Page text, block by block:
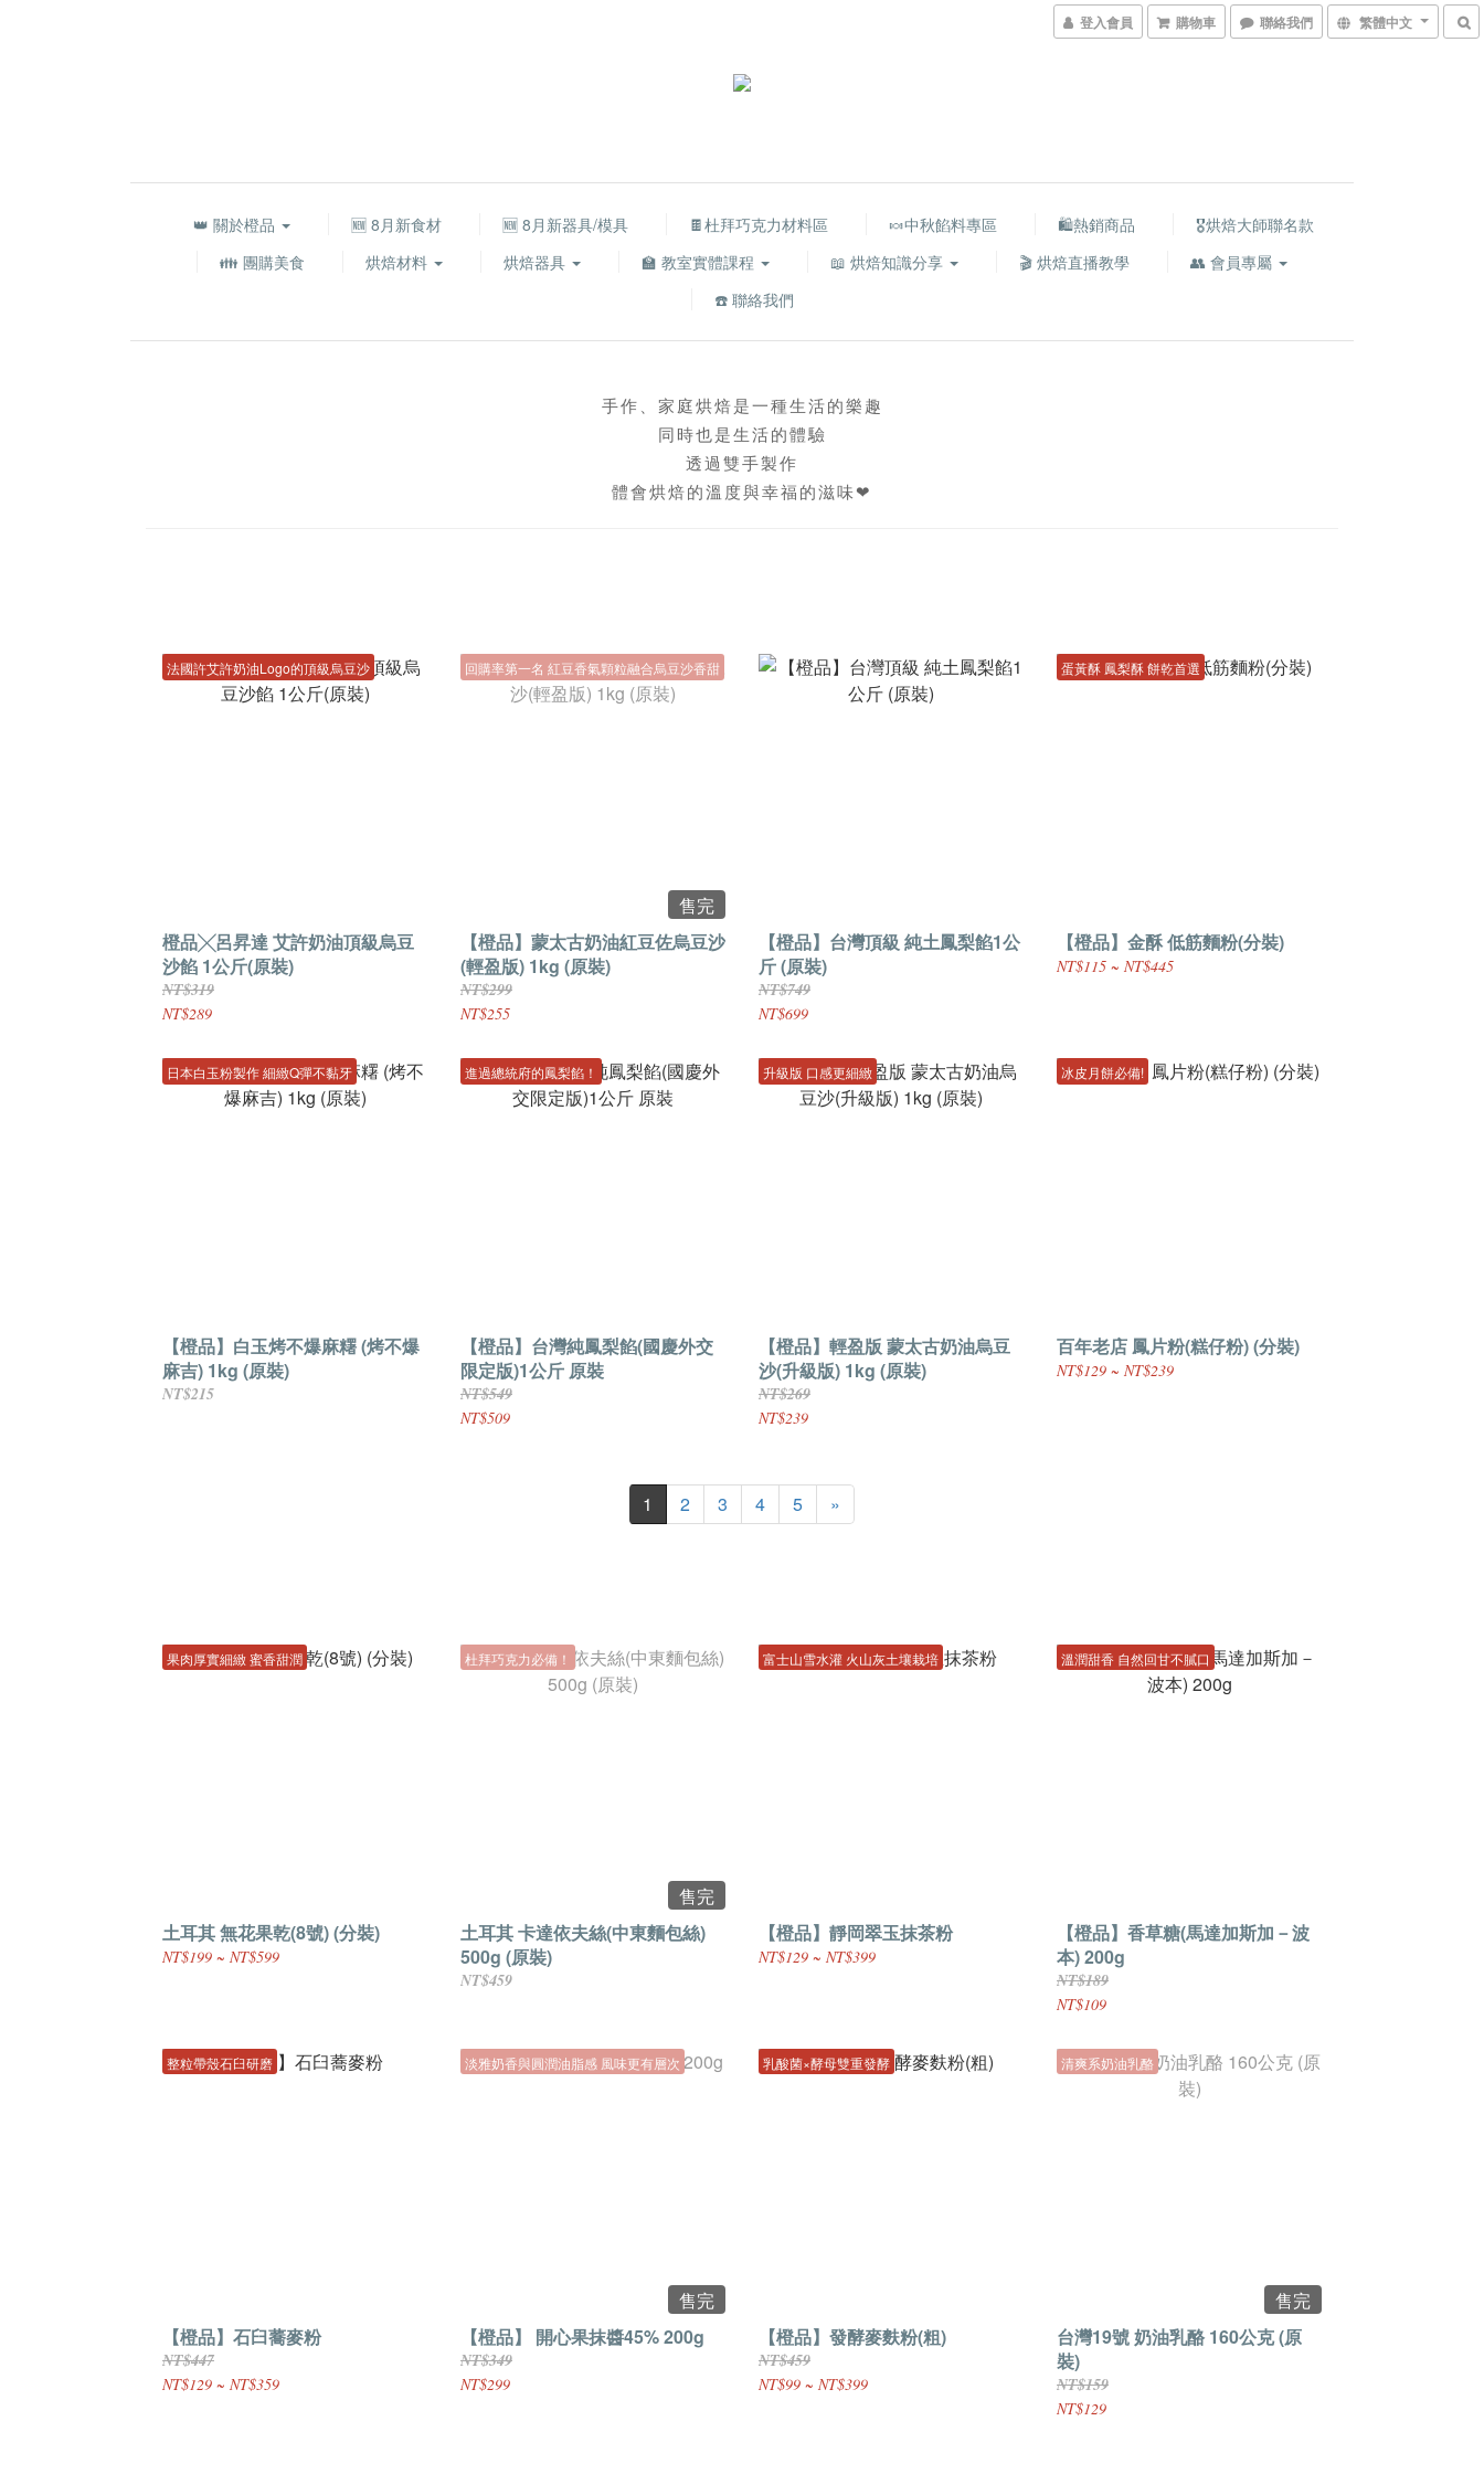
登入會員 購物車 聯絡我們 繁體中文
👑 關於橙品 🆕 8月新食材 🆕 8月新器具/模具 🍫杜拜巧克力材料區 🍬中秋餡料專區 🛍熱銷商品
🎖️烘焙大師聯名款
👪 團購美食
烘焙材料 烘焙器具 🏫 教室實體課程 📖 烘焙知識分享 🎬 烘焙直播教學
👥 會員專屬
☎️ 聯絡我們
手作、家庭烘焙是一種生活的樂趣
同時也是生活的體驗
透過雙手製作
體會烘焙的溫度與幸福的滋味❤
法國許艾許奶油Logo的頂級烏豆沙
橙品╳呂昇達 艾許奶油頂級烏豆
沙餡 1公斤(原裝)
NT$319
NT$289
回購率第一名 紅豆香氣顆粒融合烏豆沙香甜
售完
【橙品】蒙太古奶油紅豆佐烏豆沙
(輕盈版) 1kg (原裝)
NT$299
NT$255
【橙品】台灣頂級 純土鳳梨餡1公
斤 (原裝)
NT$749
NT$699
蛋黃酥 鳳梨酥 餅乾首選
【橙品】金酥 低筋麵粉(分裝)
NT$115 ~ NT$445
日本白玉粉製作 細緻Q彈不黏牙
【橙品】白玉烤不爆麻糬 (烤不爆
麻吉) 1kg (原裝)
NT$215
進過總統府的鳳梨餡！
【橙品】台灣純鳳梨餡(國慶外交
限定版)1公斤 原裝
NT$549
NT$509
升級版 口感更細緻
【橙品】輕盈版 蒙太古奶油烏豆
沙(升級版) 1kg (原裝)
NT$269
NT$239
冰皮月餅必備!
百年老店 鳳片粉(糕仔粉) (分裝)
NT$129 ~ NT$239
1 2 3 4 5 »
果肉厚實細緻 蜜香甜潤
土耳其 無花果乾(8號) (分裝)
NT$199 ~ NT$599
杜拜巧克力必備！
售完
土耳其 卡達依夫絲(中東麵包絲)
500g (原裝)
NT$459
富士山雪水灌 火山灰土壤栽培
【橙品】靜岡翠玉抹茶粉
NT$129 ~ NT$399
溫潤甜香 自然回甘不膩口
【橙品】香草糖(馬達加斯加－波
本) 200g
NT$189
NT$109
整粒帶殼石臼研磨
【橙品】石臼蕎麥粉
NT$447
NT$129 ~ NT$359
淡雅奶香與圓潤油脂感 風味更有層次
售完
【橙品】 開心果抹醬45% 200g
NT$349
NT$299
乳酸菌×酵母雙重發酵
【橙品】發酵麥麩粉(粗)
NT$459
NT$99 ~ NT$399
清爽系奶油乳酪
售完
台灣19號 奶油乳酪 160公克 (原
裝)
NT$159
NT$129